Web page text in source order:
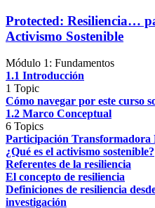
Protected: Resiliencia…
Activismo Sostenible
Módulo 1: Fundamentos
1.1 Introducción
1 Topic
Cómo navegar por este curso
1.2 Marco Conceptual
6 Topics
Participación Transformadora
¿Qué es el activismo sostenible?
Referentes de la resiliencia
El concepto de resiliencia
Definiciones de resiliencia
investigación